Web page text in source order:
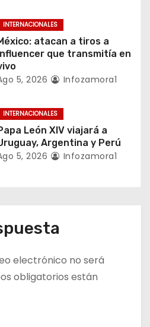
INTERNACIONALES
atacan a tiros a
que transmitía en
5, 2026 Infozamora1
INTERNACIONALES
León XIV viajará a
Argentina y Perú
5, 2026 Infozamora1
electrónico no será
obligatorios están